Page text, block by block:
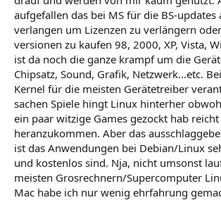
aufgefallen das bei MS für die BS-updates
verlangen um Lizenzen zu verlängern
versionen zu kaufen 98, 2000, XP, Vista,
ist da noch die ganze krampf um die
Chipsatz, Sound, Grafik, Netzwerk...etc.
Kernel für die meisten Gerätetreiber
sachen Spiele hingt Linux hinterher
ein paar witzige Games gezockt hab
heranzukommen. Aber das
ist das Anwendungen bei Debian/Linux
und kostenlos sind. Nja, nicht umsonst
meisten Grosrechnern/Supercomputer
Mac habe ich nur wenig ehrfahrung